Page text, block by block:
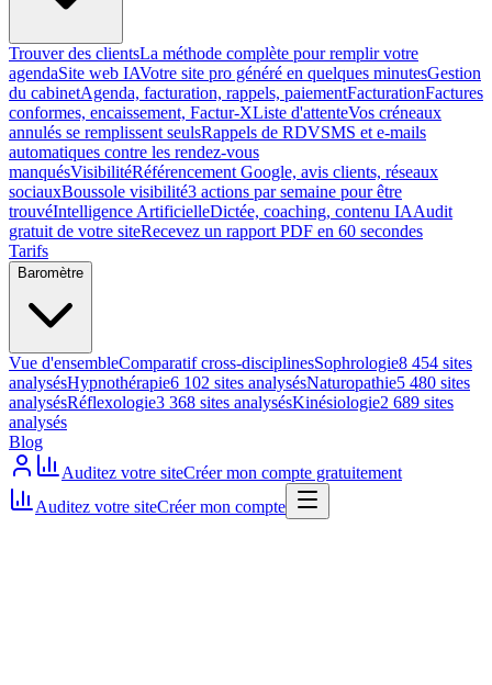
Trouver des clientsLa méthode complète pour remplir votre
agendaSite web IAVotre site pro généré en quelques minutesGestion
du cabinetAgenda, facturation, rappels, paiementFacturationFactures
conformes, encaissement, Factur-XListe d'attenteVos créneaux
annulés se remplissent seulsRappels de RDVSMS et e-mails
automatiques contre les rendez-vous
manquésVisibilitéRéférencement Google, avis clients, réseaux
sociauxBoussole visibilité3 actions par semaine pour être
trouvéIntelligence ArtificielleDictée, coaching, contenu IAAudit
gratuit de votre siteRecevez un rapport PDF en 60 secondes
Tarifs
Baromètre
Vue d'ensembleComparatif cross-disciplinesSophrologie8 454 sites
analysésHypnothérapie6 102 sites analysésNaturopathie5 480 sites
analysésRéflexologie3 368 sites analysésKinésiologie2 689 sites
analysés
Blog
Auditez votre siteCréer mon compte gratuitement
Auditez votre siteCréer mon compte